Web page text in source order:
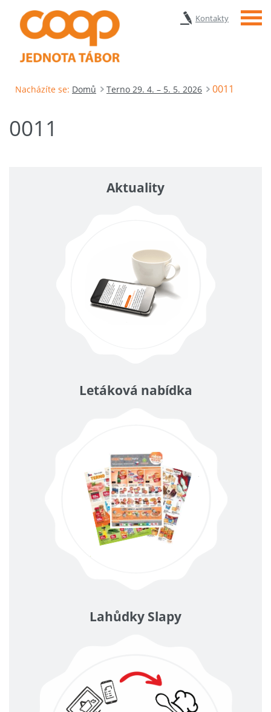
Kontakty Menu
Nacházíte se: Domů Terno 29. 4. – 5. 5. 2026 0011
0011
Aktuality
Letáková nabídka
Lahůdky Slapy